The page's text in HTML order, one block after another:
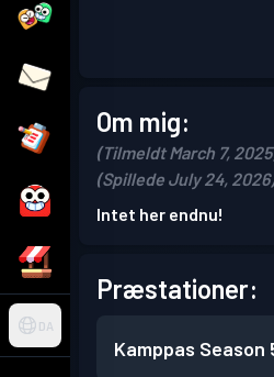
DA
Om mig:
(Tilmeldt March 7,
(Spillede July 24, 2026)
Intet her endnu!
Præstationer:
Kamppas Season